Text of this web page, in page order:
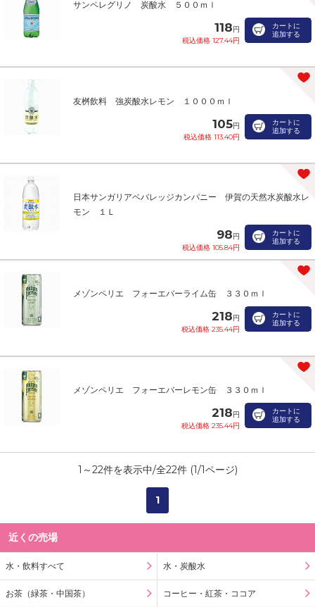
サンペレグリノ 炭酸水 ５００ｍｌ
118円
税込価格 127.44円
カートに
追加する
友桝飲料 強炭酸水レモン １０００ｍｌ
105円
税込価格 113.40円
カートに
追加する
日本サンガリアベバレッジカンパニー 伊賀の天然水炭酸水レ
モン １Ｌ
98円
税込価格 105.84円
カートに
追加する
メゾンペリエ フォーエバーライム缶 ３３０ｍｌ
218円
税込価格 235.44円
カートに
追加する
メゾンペリエ フォーエバーレモン缶 ３３０ｍｌ
218円
税込価格 235.44円
カートに
追加する
1 ～22件を表示中/全22件 (1/1ページ)
1
近くの売場
水・飲料すべて 水・炭酸水
お茶（緑茶・中国茶） コーヒー・紅茶・ココア